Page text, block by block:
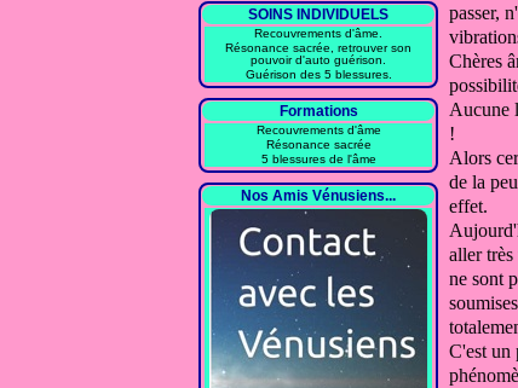
SOINS INDIVIDUELS
Recouvrements d'âme.
Résonance sacrée, retrouver son
pouvoir d'auto guérison.
Guérison des 5 blessures.
Formations
Recouvrements d'âme
Résonance sacrée
5 blessures de l'âme
Nos Amis Vénusiens...
passer,
Chères
Aucune
!
Alors
de la
effet.
aller
ne sont
C'est un